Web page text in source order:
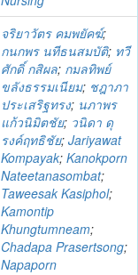
จริยาวัตร คมพยัคฆ์;
กนกพร นทีธนสมบัติ; ทวี
ศักดิ์ กสิผล; กมลทิพย์
ขลังธรรมเนียม; ชฎาภา
ประเสริฐทรง; นภาพร
แก้วนิมิตชัย; วนิดา ดุ
รงค์ฤทธิชัย; Jariyawat
Kompayak; Kanokporn
Nateetanasombat;
Taweesak Kasiphol;
Kamontip
Khungtumneam;
Chadapa Prasertsong;
Napaporn